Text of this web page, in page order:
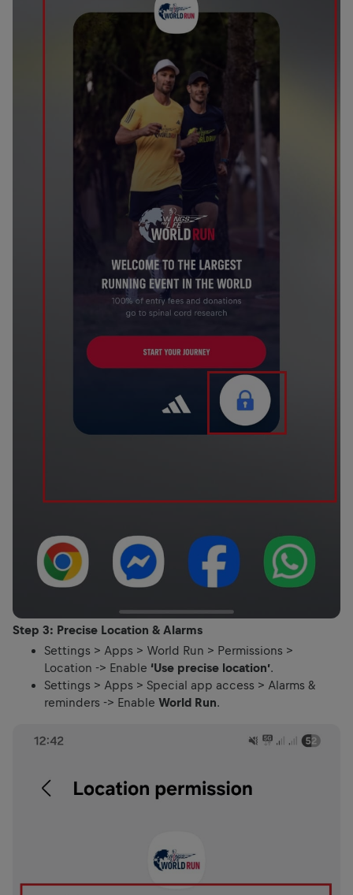
Step 3: Precise Location & Alarms
Settings > Apps > World Run > Permissions >
Location -> Enable ‘Use precise location’.
Settings > Apps > Special app access > Alarms &
reminders -> Enable World Run.